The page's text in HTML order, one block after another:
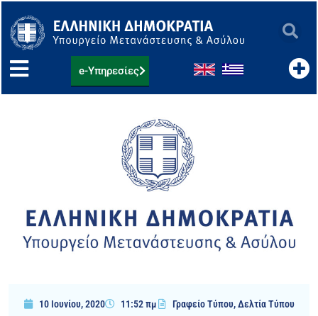
στο
περιεχόμενο
e-Υπηρεσίες
10 Ιουνίου, 2020 11:52 πμ Γραφείο Τύπου,Δελτία Τύπου